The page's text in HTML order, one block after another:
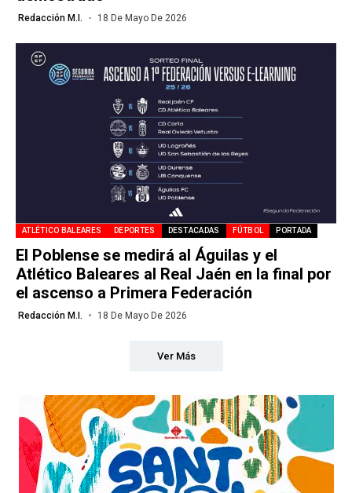
Redacción M.I. 18 De Mayo De 2026
ATLÉTICO BALEARES DEPORTES DESTACADAS FÚTBOL PORTADA
El Poblense se medirá al Águilas y el
Atlético Baleares al Real Jaén en la final por
el ascenso a Primera Federación
Redacción M.I. 18 De Mayo De 2026
Ver Más